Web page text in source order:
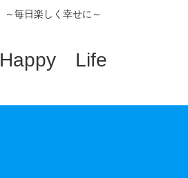
～毎日楽しく幸せに～
Happy Life